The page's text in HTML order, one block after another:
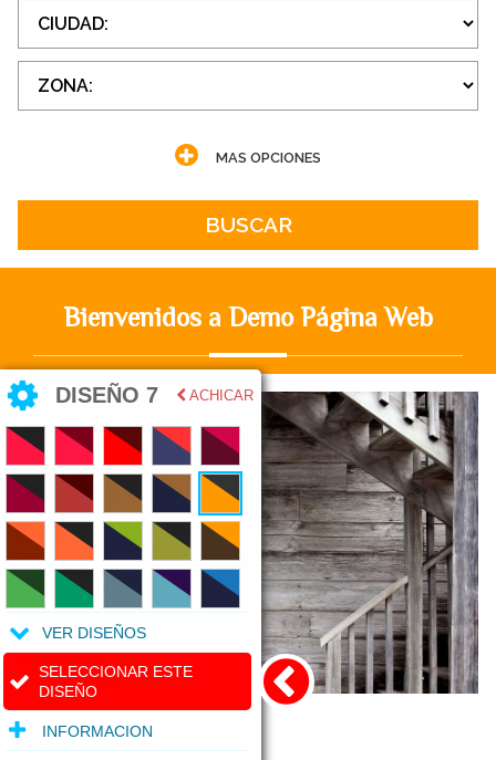
DISEÑO 7 ACHICAR
VER DISEÑOS
SELECCIONAR ESTE
DISEÑO
INFORMACION
MAS OPCIONES
BUSCAR
Bienvenidos a Demo Página Web
Estos